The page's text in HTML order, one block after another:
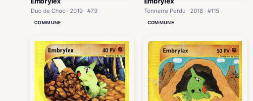
Duo de Choc · 2019 · #79
COMMUNE
Tonnerre Perdu · 2018 · #115
COMMUNE